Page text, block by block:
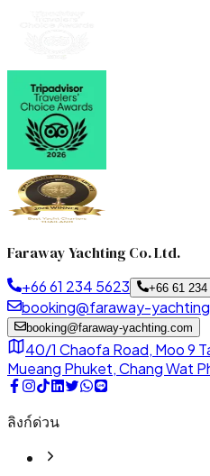
Faraway Yachting Co. Ltd.
+66 61 234 5623 +66 61 234
booking@faraway-
booking@faraway-yachting.com
40/1 Chaofa Road, Moo 9
Mueang Phuket, Chang Wat
ลิงก์ด่วน